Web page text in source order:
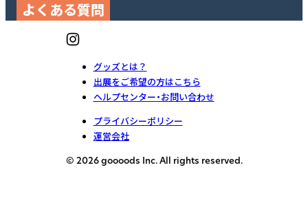
よくある質問
グッズとは？
出展をご希望の方はこちら
ヘルプセンター・お問い合わせ
プライバシーポリシー
運営会社
© 2026 goooods Inc. All rights reserved.